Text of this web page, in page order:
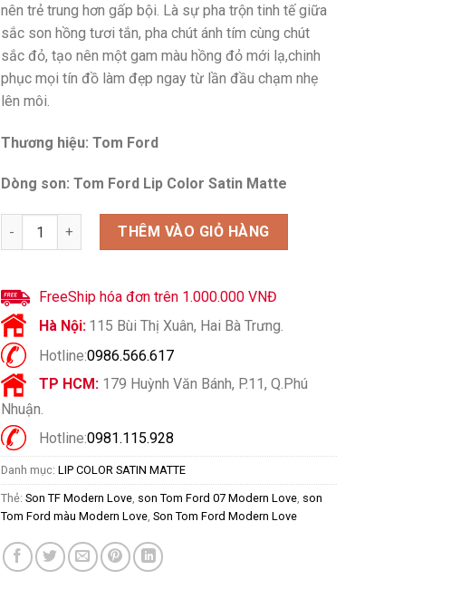
nên trẻ trung hơn gấp bội. Là sự pha trộn tinh tế giữa
sắc son hồng tươi tắn, pha chút ánh tím cùng chút
sắc đỏ, tạo nên một gam màu hồng đỏ mới lạ,chinh
phục mọi tín đồ làm đẹp ngay từ lần đầu chạm nhẹ
lên môi.
Thương hiệu: Tom Ford
Dòng son: Tom Ford Lip Color Satin Matte
Son Tom Ford Modern Love 07 Màu Hồng Đỏ Trẻ Trung số lượng
THÊM VÀO GIỎ HÀNG
FreeShip hóa đơn trên 1.000.000 VNĐ
Hà Nội: 115 Bùi Thị Xuân, Hai Bà Trưng.
Hotline:0986.566.617
TP HCM: 179 Huỳnh Văn Bánh, P.11, Q.Phú
Nhuận.
Hotline:0981.115.928
Danh mục:LIP COLOR SATIN MATTE
Thẻ:Son TF Modern Love, son Tom Ford 07 Modern Love, son
Tom Ford màu Modern Love,Son Tom Ford Modern Love